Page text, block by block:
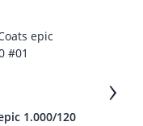
1.000/120
›